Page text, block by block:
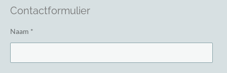
Contactformulier
Naam *